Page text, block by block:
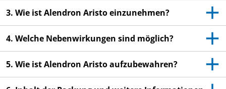
Wenn Sie Nebenwirkungen bemerken, wenden Sie
sich an Ihren Arzt oder Apotheker. Dies gilt auch
für Nebenwirkungen, die nicht in dieser
Packungsbeilage angegeben sind. Siehe Abschnitt
Es ist besonders wichtig, die Anweisungen im
3. Wie ist Alendron Aristo einzunehmen?
4. Welche Nebenwirkungen sind möglich?
5. Wie ist Alendron Aristo aufzubewahren?